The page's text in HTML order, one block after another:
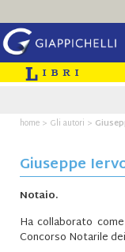
home > Gli autori >
Giuseppe
Notaio.
Ha collaborato
Concorso Notarile